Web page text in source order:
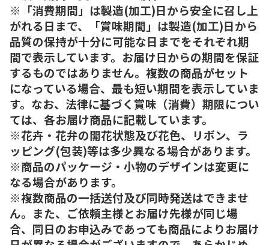
※「消費期間」は製造(加工)日から安全に召し上
がれる日まで、「賞味期間」は製造(加工)日から
品質の保持が十分に可能な日までをそれぞれ期
間で表示しています。お届け日からの期間を保証
するものではありません。複数の商品がセット
になっている場合、最も短い期間を表示していま
す。なお、法律に基づく賞味（消費）期限につい
ては、各お届け商品に記載しています。
※花卉・花弁の開花状態及び花色、リボン、ラ
ッピング(包装)等は多少異なる場合があります。
※商品のパッケージ・小物のデザインは変更に
なる場合があります。
※複数商品の一括送付及び同時発送はできませ
ん。また、ご依頼主様とお届け先様が同じ場
合、同日のお申込みであっても商品によりお届け